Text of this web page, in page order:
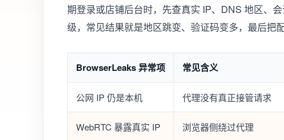
期登录或店铺后台时，先查真实 IP、DNS 地区、
级，常见结果就是地区跳变、验证码变多，最后把
BrowserLeaks 异常项 常见含义
公网 IP 仍是本机 代理没有真正接管请求
WebRTC 暴露真实 IP 浏览器侧绕过代理